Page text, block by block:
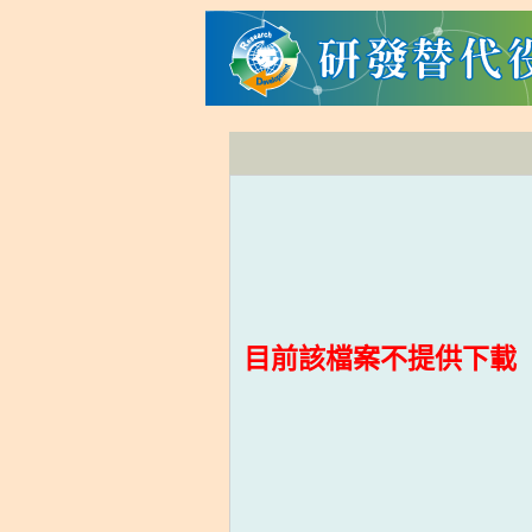
目前該檔案不提供下載